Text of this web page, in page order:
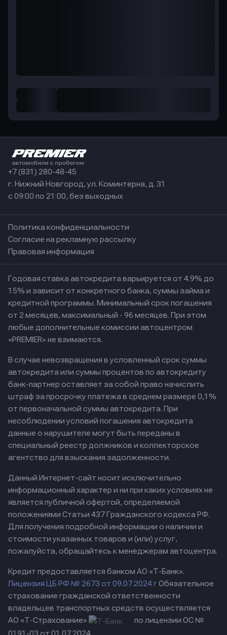
+7 (831) 280-48-45
г. Нижний Новгород, ул. Коминтерна, д. 31
с 09:00 по 21:00, без выходных
Политика конфиденциальности
Согласие на рекламную рассылку
Правовая информация
Годовая ставка автокредита варьируется от 4.9% до
15% и зависит от конкретного банка, суммы займа и
кредитной программы. Минимальный срок погашения
от 2 месяцев, максимальный - 96 месяцев. При этом
любые дополнительные комиссии автоцентром
«PREMIER» не взимаются.
В случае невозвращения в условленный срок суммы
автокредита или суммы процентов по автокредиту
банк-партнер оставляет за собой право начислить
штраф за просрочку платежа в среднем размере 0,1%
от первоначальной суммы автокредита. При
несоблюдении условий погашения автокредита
данные о нарушителе могут быть переданы в
специальный реестр должников и коллекторское
агентство для взыскания задолженности.
Данный Интернет-сайт носит исключительно
информационный характер и ни при каких условиях не
является публичной офертой, определяемой
положениями Статьи 437 Гражданского кодекса РФ.
Для получения подробной информации о наличии и
стоимости указанных товаров и (или) услуг,
пожалуйста, обращайтесь к менеджерам автоцентра.
Кредит предоставляется банком АО «Т-Банк».
Лицензия ЦБ РФ № 2673 от 09.07.2024 гОбязательное
страхование гражданской ответственности
владельцев транспортных средств осуществляется
АО «Т-Страхование»
по лицензии ОС №
0191-03 от 01.07.2024